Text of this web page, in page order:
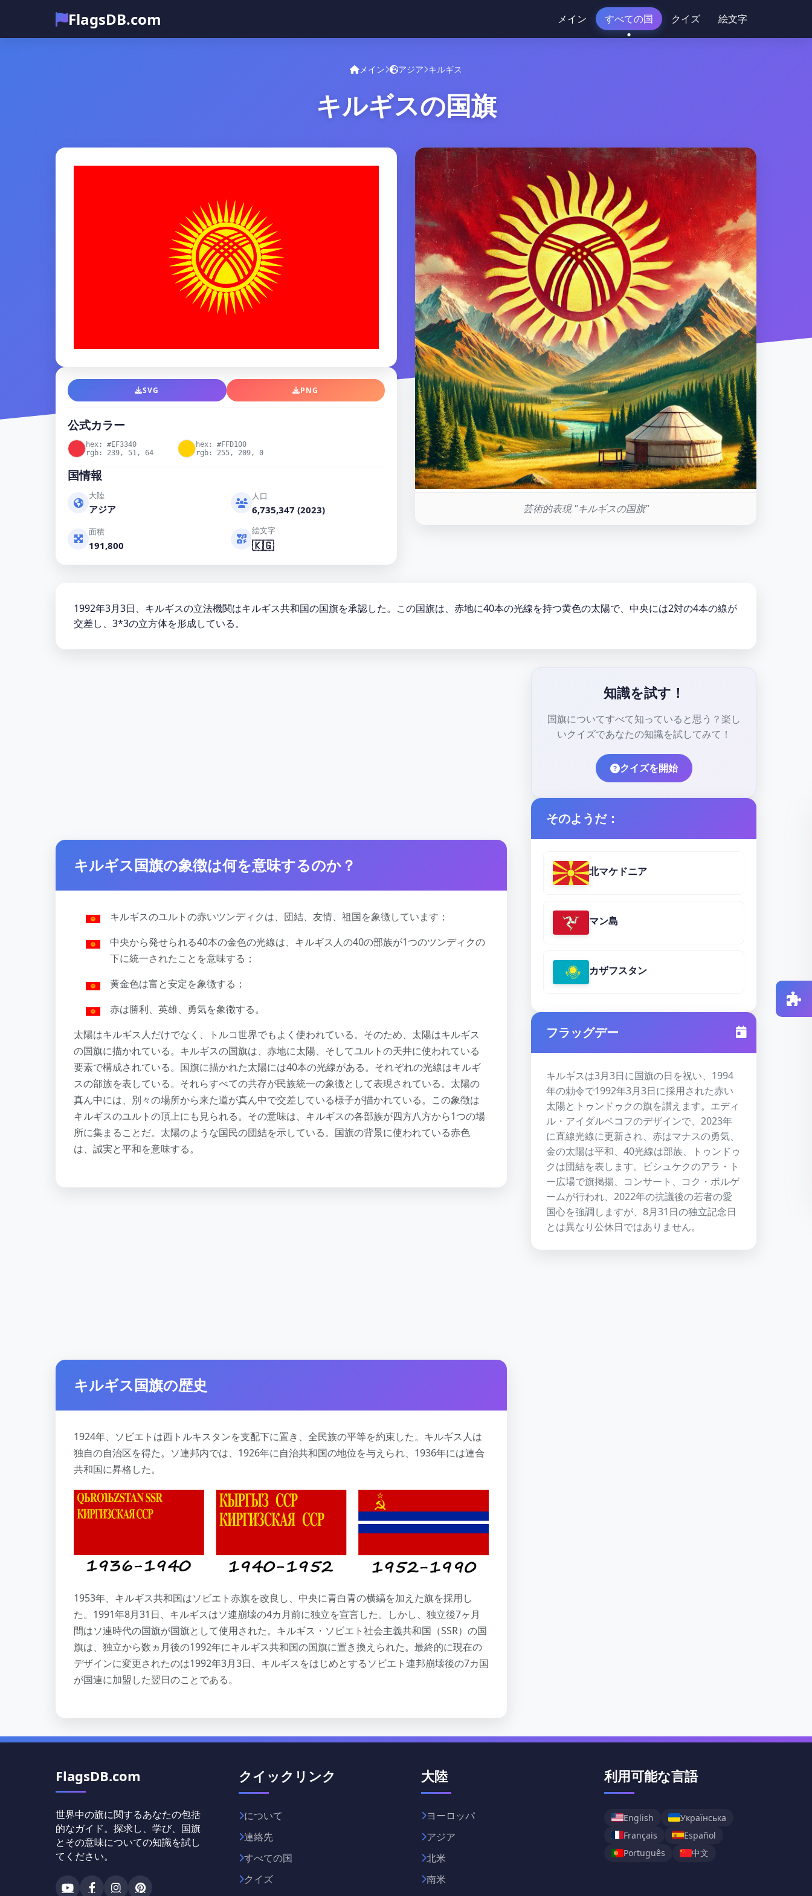
FlagsDB.com メイン すべての国 クイズ 絵文字
メイン アジア キルギス
キルギスの国旗
SVG PNG
公式カラー
hex: #EF3340
rgb: 239, 51, 64
hex: #FFD100
rgb: 255, 209, 0
国情報
大陸
アジア
人口
6,735,347 (2023)
面積
191,800
絵文字
🇰🇬
芸術的表現 "キルギスの国旗"
1992年3月3日、キルギスの立法機関はキルギス共和国の国旗を承認した。この国旗は、赤地に40本の光線を持つ黄色の太陽で、中央には2対の4本の線が
交差し、3*3の立方体を形成している。
キルギス国旗の象徴は何を意味するのか？
キルギスのユルトの赤いツンディクは、団結、友情、祖国を象徴しています；
中央から発せられる40本の金色の光線は、キルギス人の40の部族が1つのツンディクの
下に統一されたことを意味する；
黄金色は富と安定を象徴する；
赤は勝利、英雄、勇気を象徴する。
太陽はキルギス人だけでなく、トルコ世界でもよく使われている。そのため、太陽はキルギス
の国旗に描かれている。キルギスの国旗は、赤地に太陽、そしてユルトの天井に使われている
要素で構成されている。国旗に描かれた太陽には40本の光線がある。それぞれの光線はキルギ
スの部族を表している。それらすべての共存が民族統一の象徴として表現されている。太陽の
真ん中には、別々の場所から来た道が真ん中で交差している様子が描かれている。この象徴は
キルギスのユルトの頂上にも見られる。その意味は、キルギスの各部族が四方八方から1つの場
所に集まることだ。太陽のような国民の団結を示している。国旗の背景に使われている赤色
は、誠実と平和を意味する。
キルギス国旗の歴史
1924年、ソビエトは西トルキスタンを支配下に置き、全民族の平等を約束した。キルギス人は
独自の自治区を得た。ソ連邦内では、1926年に自治共和国の地位を与えられ、1936年には連合
共和国に昇格した。
1953年、キルギス共和国はソビエト赤旗を改良し、中央に青白青の横縞を加えた旗を採用し
た。1991年8月31日、キルギスはソ連崩壊の4カ月前に独立を宣言した。しかし、独立後7ヶ月
間はソ連時代の国旗が国旗として使用された。キルギス・ソビエト社会主義共和国（SSR）の国
旗は、独立から数ヵ月後の1992年にキルギス共和国の国旗に置き換えられた。最終的に現在の
デザインに変更されたのは1992年3月3日、キルギスをはじめとするソビエト連邦崩壊後の7カ国
が国連に加盟した翌日のことである。
知識を試す！
国旗についてすべて知っていると思う？楽し
いクイズであなたの知識を試してみて！
クイズを開始
そのようだ：
北マケドニア
マン島
カザフスタン
フラッグデー
キルギスは3月3日に国旗の日を祝い、1994
年の勅令で1992年3月3日に採用された赤い
太陽とトゥンドゥクの旗を讃えます。エディ
ル・アイダルベコフのデザインで、2023年
に直線光線に更新され、赤はマナスの勇気、
金の太陽は平和、40光線は部族、トゥンドゥ
クは団結を表します。ビシュケクのアラ・ト
ー広場で旗掲揚、コンサート、コク・ボルゲ
ームが行われ、2022年の抗議後の若者の愛
国心を強調しますが、8月31日の独立記念日
とは異なり公休日ではありません。
FlagsDB.com
世界中の旗に関するあなたの包括
的なガイド。探求し、学び、国旗
とその意味についての知識を試し
てください。
クイックリンク
について
連絡先
すべての国
クイズ
大陸
ヨーロッパ
アジア
北米
南米
利用可能な言語
English
Українська
Français
Español
Português
中文